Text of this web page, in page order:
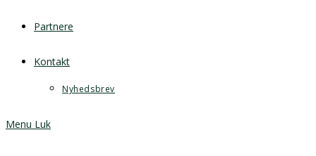
Partnere
Kontakt
Nyhedsbrev
Menu Luk